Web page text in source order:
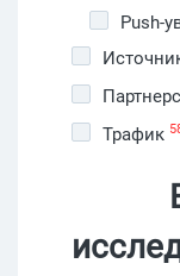
Push-
Трафик